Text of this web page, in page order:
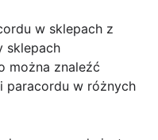
w sklepach z
sklepach
można znaleźć
paracordu w różnych